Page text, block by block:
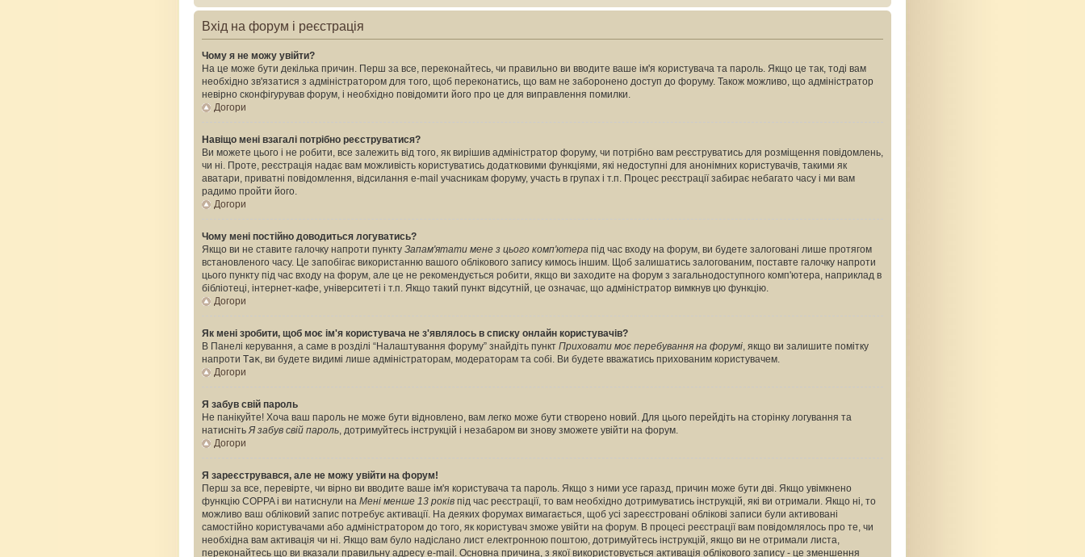
Вхід на форум і реєстрація
Чому я не можу увійти?
На це може бути декілька причин. Перш за все, переконайтесь, чи правильно ви вводите ваше ім'я користувача та пароль. Якщо це так, тоді вам
необхідно зв'язатися з адміністратором для того, щоб переконатись, що вам не заборонено доступ до форуму. Також можливо, що адміністратор
невірно сконфігурував форум, і необхідно повідомити його про це для виправлення помилки.
Догори
Навіщо мені взагалі потрібно реєструватися?
Ви можете цього і не робити, все залежить від того, як вирішив адміністратор форуму, чи потрібно вам реєструватись для розміщення повідомлень,
чи ні. Проте, реєстрація надає вам можливість користуватись додатковими функціями, які недоступні для анонімних користувачів, такими як
аватари, приватні повідомлення, відсилання e-mail учасникам форуму, участь в групах і т.п. Процес реєстрації забирає небагато часу і ми вам
радимо пройти його.
Догори
Чому мені постійно доводиться логуватись?
Якщо ви не ставите галочку напроти пункту Запам'ятати мене з цього комп'ютера під час входу на форум, ви будете залоговані лише протягом
встановленого часу. Це запобігає використанню вашого облікового запису кимось іншим. Щоб залишатись залогованим, поставте галочку напроти
цього пункту під час входу на форум, але це не рекомендується робити, якщо ви заходите на форум з загальнодоступного комп'ютера, наприклад в
бібліотеці, інтернет-кафе, університеті і т.п. Якщо такий пункт відсутній, це означає, що адміністратор вимкнув цю функцію.
Догори
Як мені зробити, щоб моє ім'я користувача не з'являлось в списку онлайн користувачів?
В Панелі керування, а саме в розділі “Налаштування форуму” знайдіть пункт Приховати моє перебування на форумі, якщо ви залишите помітку
напроти Так, ви будете видимі лише адміністраторам, модераторам та собі. Ви будете вважатись прихованим користувачем.
Догори
Я забув свій пароль
Не панікуйте! Хоча ваш пароль не може бути відновлено, вам легко може бути створено новий. Для цього перейдіть на сторінку логування та
натиснітьЯ забув свій пароль, дотримуйтесь інструкцій і незабаром ви знову зможете увійти на форум.
Догори
Я зареєструвався, але не можу увійти на форум!
Перш за все, перевірте, чи вірно ви вводите ваше ім'я користувача та пароль. Якщо з ними усе гаразд, причин може бути дві. Якщо увімкнено
функцію COPPA і ви натиснули на Мені менше 13 років під час реєстрації, то вам необхідно дотримуватись інструкцій, які ви отримали. Якщо ні, то
можливо ваш обліковий запис потребує активації. На деяких форумах вимагається, щоб усі зареєстровані облікові записи були активовані
самостійно користувачами або адміністратором до того, як користувач зможе увійти на форум. В процесі реєстрації вам повідомлялось про те, чи
необхідна вам активація чи ні. Якщо вам було надіслано лист електронною поштою, дотримуйтесь інструкцій, якщо ви не отримали листа,
переконайтесь що ви вказали правильну адресу e-mail. Основна причина, з якої використовується активація облікового запису - це зменшення